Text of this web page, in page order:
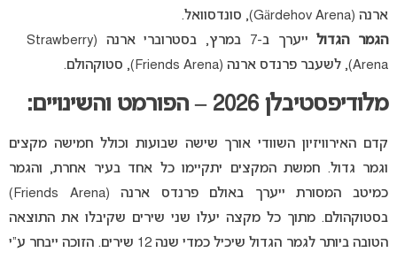
ארנה (Gärdehov Arena), סונדסוואל.
הגמר הגדול
ייערך ב-7 במרץ, בסטרוברי ארנה (Strawberry
Arena), לשעבר פרנדס ארנה (Friends Arena), סטוקהולם.
מלודיפסטיבלן 2026 – הפורמט והשינויים:
קדם האירוויזיון השוודי אורך שישה שבועות וכולל חמישה מקצים
וגמר גדול. חמשת המקצים יתקיימו כל אחד בעיר אחרת, והגמר
כמיטב המסורת ייערך באולם פרנדס ארנה (Friends Arena)
בסטוקהולם. מתוך כל מקצה יעלו שני שירים שקיבלו את התוצאה
הטובה ביותר לגמר הגדול שיכיל כמדי שנה 12 שירים. הזוכה ייבחר ע”י